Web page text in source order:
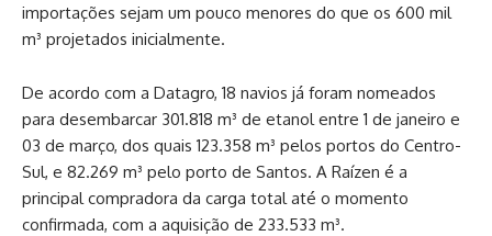
importações sejam um pouco menores do que os 600 mil
m³ projetados inicialmente.
De acordo com a Datagro, 18 navios já foram nomeados
para desembarcar 301.818 m³ de etanol entre 1 de janeiro e
03 de março, dos quais 123.358 m³ pelos portos do Centro-
Sul, e 82.269 m³ pelo porto de Santos. A Raízen é a
principal compradora da carga total até o momento
confirmada, com a aquisição de 233.533 m³.